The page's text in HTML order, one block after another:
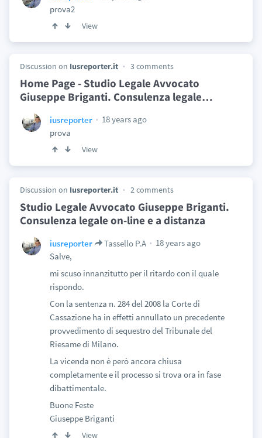
prova2
View
Discussion on Iusreporter.it 3 comments
Home Page - Studio Legale Avvocato
Giuseppe Briganti. Consulenza legale…
iusreporter
18 years ago
prova
View
Discussion on Iusreporter.it 2 comments
Studio Legale Avvocato Giuseppe Briganti.
Consulenza legale on-line e a distanza
iusreporter Tassello P.A
18 years ago
Salve,
mi scuso innanzitutto per il ritardo con il quale
rispondo.
Con la sentenza n. 284 del 2008 la Corte di
Cassazione ha in effetti annullato un precedente
provvedimento di sequestro del Tribunale del
Riesame di Milano.
La vicenda non è però ancora chiusa
completamente e il processo si trova ora in fase
dibattimentale.
Buone Feste
Giuseppe Briganti
View